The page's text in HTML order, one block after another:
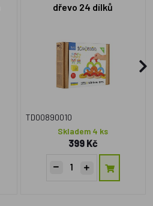
dřevo 24 dílků
TD00890010
Skladem 4 ks
399 Kč